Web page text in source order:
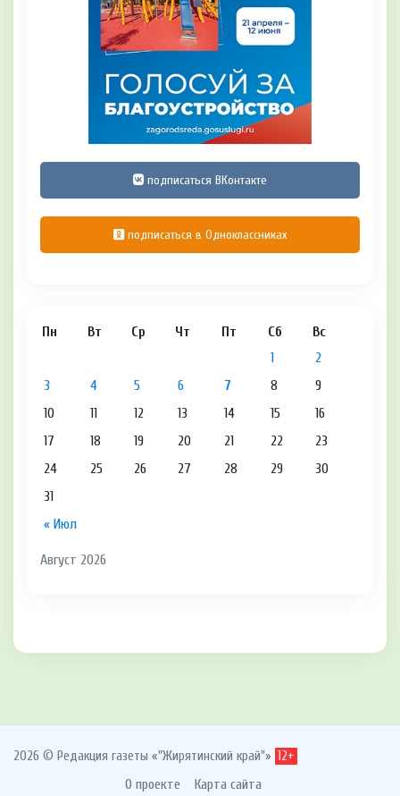
подписаться ВКонтакте
подписаться в Одноклассниках
Август 2026
Пн Вт Ср Чт Пт Сб Вс
« Июл
1
2
3
4 5 6 7 8
9
10
11 12 13 14 15
16
17
18 19 20 21 22
23
24
25 26 27 28 29
30
31
2026 © Редакция газеты «"Жирятинский край"» 12+
О проекте Карта сайта